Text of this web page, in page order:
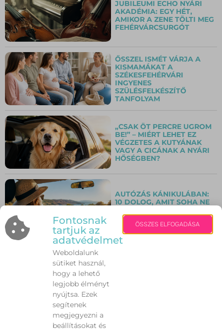
JUBILEUMI ECHO NYÁRI
AKADÉMIA: EGY HÉT,
AMIKOR A ZENE TÖLTI MEG
FEHÉRVÁRCSURGÓT
ŐSSZEL ISMÉT VÁRJA A
KISMAMÁKAT A
SZÉKESFEHÉRVÁRI
INGYENES
SZÜLÉSFELKÉSZÍTŐ
TANFOLYAM
„CSAK ÖT PERCRE UGROM
BE!” – MIÉRT LEHET EZ
VÉGZETES A KUTYÁNAK
VAGY A CICÁNAK A NYÁRI
HŐSÉGBEN?
AUTÓZÁS KÁNIKULÁBAN:
10 DOLOG, AMIT SOHA NE
NAGY HŐSÉGBEN!
Fontosnak
tartjuk az
adatvédelmet
Weboldalunk
sütiket használ,
hogy a lehető
legjobb élményt
nyújtsa. Ezek
segítenek
megjegyezni a
beállításokat és
ÖSSZES ELFOGADÁSA